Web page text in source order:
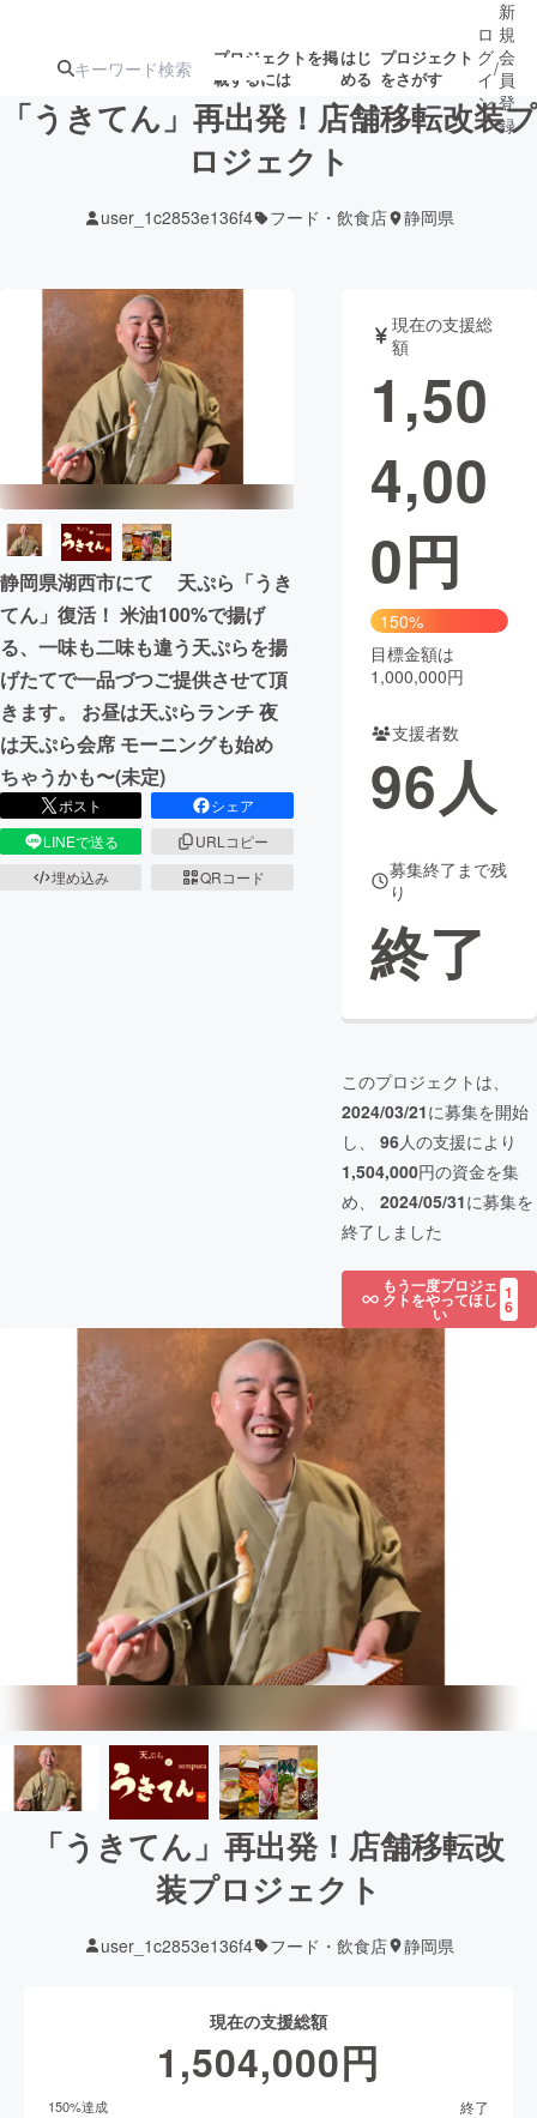
プロジェクトを掲
載するには
はじ
める
プロジェクト
をさがす
ターン
ジェクト
募集終了が近いプ
ロジェクト
されます
アート・写真 音楽
テクノロジー・ガジェット ゲーム・サ
映像・映画
ビジネス・起業
まちづくり・地域活性化
CAMPFIRE for Social Good
CAMPFIRE Creation
CAMPFIREふるさと納税machi-ya コミュニティ
ロ
グ
イ
ン
/
新
規
会
員
登
録
「うきてん」再出発！店舗移転改装プ
ロジェクト
user_1c2853e136f4 フード・飲食店 静岡県
静岡県湖西市にて 天ぷら「うき
てん」復活！ 米油100%で揚げ
る、一味も二味も違う天ぷらを揚
げたてで一品づつご提供させて頂
きます。 お昼は天ぷらランチ 夜
は天ぷら会席 モーニングも始め
ちゃうかも〜(未定)
ポスト
シェア
LINEで送る
URLコピー
埋め込み
QRコード
現在の支援総
額
1,50
4,00
0円
150%
目標金額は
1,000,000円
支援者数
96人
募集終了まで残
り
終了
このプロジェクトは、
2024/03/21に募集を開始
し、 96人の支援により
1,504,000円の資金を集
め、 2024/05/31に募集を
終了しました
もう一度プロジェ
クトをやってほし
い
1
6
「うきてん」再出発！店舗移転改
装プロジェクト
user_1c2853e136f4 フード・飲食店 静岡県
現在の支援総額
1,504,000円
150%達成 終了